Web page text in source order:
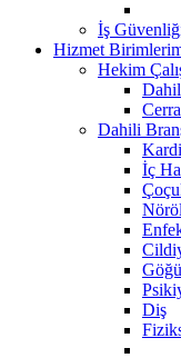
İş
Hizmet
Hekim
Dahili
İç
Diş